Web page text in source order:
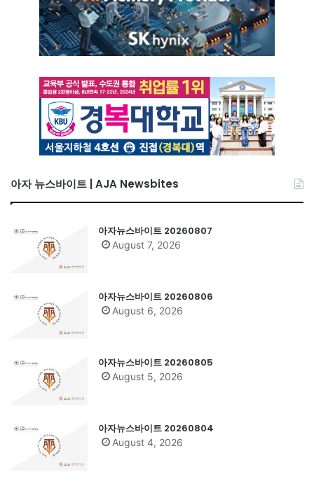
아자 뉴스바이트 | AJA Newsbites
아자뉴스바이트 20260807
August 7, 2026
아자뉴스바이트 20260806
August 6, 2026
아자뉴스바이트 20260805
August 5, 2026
아자뉴스바이트 20260804
August 4, 2026